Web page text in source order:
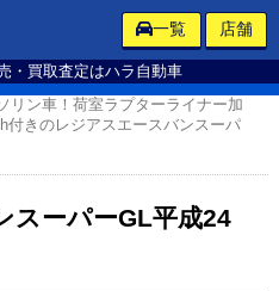
・買取査定はハラ自動車
一覧 店舗
リン車！荷室ラプターライナー加
付きのレジアスエースバンスーパ
スーパーGL平成24